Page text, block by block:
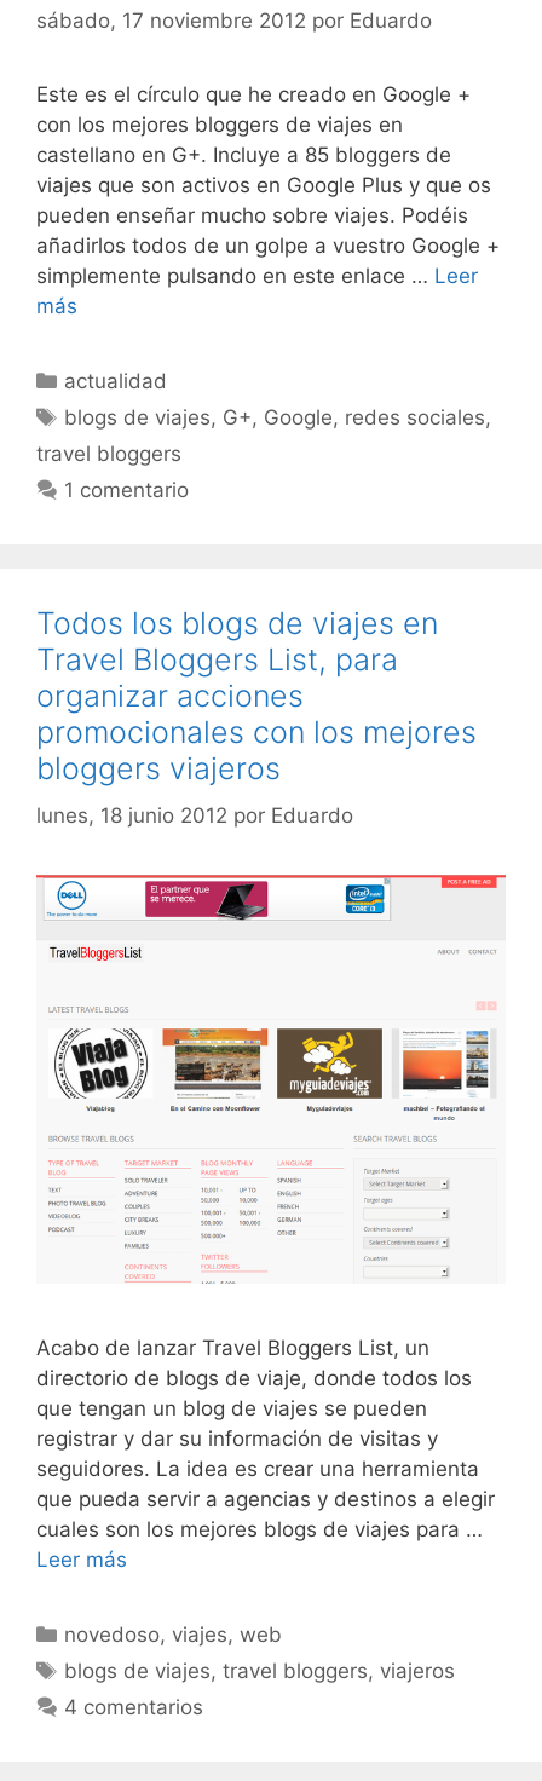
sábado, 17 noviembre 2012 por Eduardo
Este es el círculo que he creado en Google +
con los mejores bloggers de viajes en
castellano en G+. Incluye a 85 bloggers de
viajes que son activos en Google Plus y que os
pueden enseñar mucho sobre viajes. Podéis
añadirlos todos de un golpe a vuestro Google +
simplemente pulsando en este enlace … Leer
más
Categorías
actualidad
Etiquetas
blogs de viajes, G+, Google, redes sociales,
travel bloggers
1 comentario
Todos los blogs de viajes en
Travel Bloggers List, para
organizar acciones
promocionales con los mejores
bloggers viajeros
lunes, 18 junio 2012 por Eduardo
Acabo de lanzar Travel Bloggers List, un
directorio de blogs de viaje, donde todos los
que tengan un blog de viajes se pueden
registrar y dar su información de visitas y
seguidores. La idea es crear una herramienta
que pueda servir a agencias y destinos a elegir
cuales son los mejores blogs de viajes para …
Leer más
Categorías
novedoso, viajes,web
Etiquetas
blogs de viajes,travel bloggers, viajeros
4 comentarios